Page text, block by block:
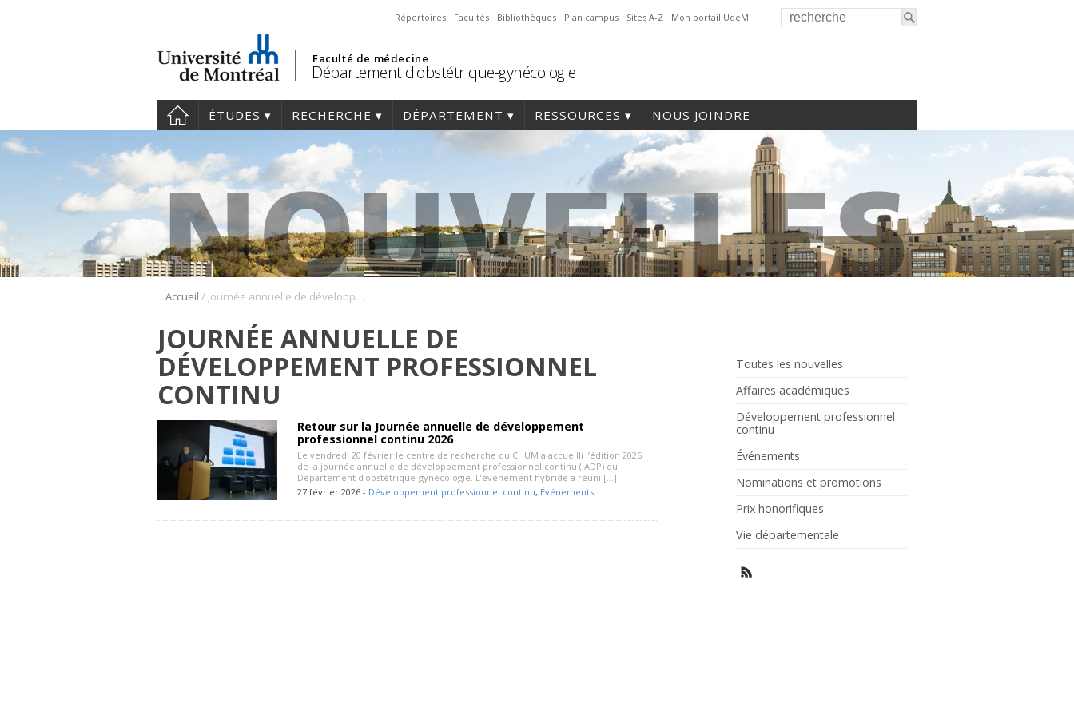
Répertoires Facultés Bibliothèques Plan campus Sites A-Z Mon portail UdeM
Faculté de médecine
Département d'obstétrique-gynécologie
ÉTUDES RECHERCHE DÉPARTEMENT RESSOURCES NOUS JOINDRE
Accueil / Journée annuelle de développement professionnel continu
JOURNÉE ANNUELLE DE
DÉVELOPPEMENT PROFESSIONNEL
CONTINU
Retour sur la Journée annuelle de développement
professionnel continu 2026
Le vendredi 20 février le centre de recherche du CHUM a accueilli l’édition 2026
de la journée annuelle de développement professionnel continu (JADP) du
Département d’obstétrique-gynécologie. L’événement hybride a réuni […]
27 février 2026 - Développement professionnel continu, Événements
Toutes les nouvelles
Affaires académiques
Développement professionnel
continu
Événements
Nominations et promotions
Prix honorifiques
Vie départementale